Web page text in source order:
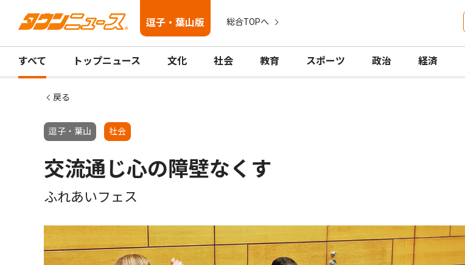
逗子・葉山版 総合TOPへ
すべて トップニュース 文化 社会 教育 スポーツ 政治 経済
戻る
逗子・葉山 社会
交流通じ心の障壁なくす
ふれあいフェス